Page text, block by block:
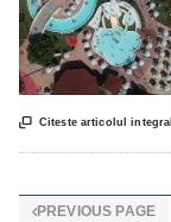
 Citeste articolul integral
PREVIOUS PAGE